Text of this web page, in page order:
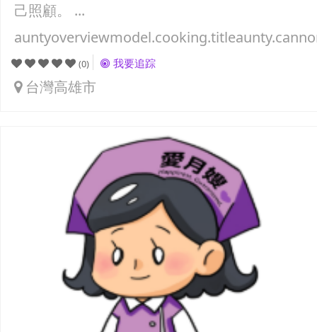
己照顧。 ...
(0) 我要追踪
台灣高雄市